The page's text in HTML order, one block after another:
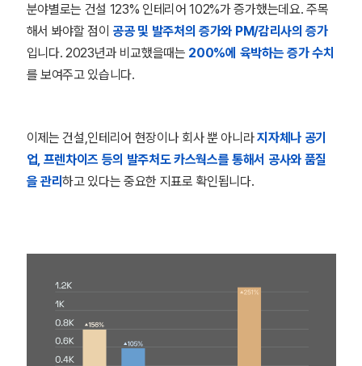
분야별로는 건설 123% 인테리어 102%가 증가했는데요. 주목
해서 봐야할 점이 공공 및 발주처의 증가와 PM/감리사의 증가
입니다. 2023년과 비교했을때는 200%에 육박하는 증가 수치
를 보여주고 있습니다.
이제는 건설,인테리어 현장이나 회사 뿐 아니라지자체나 공기
업, 프렌차이즈 등의 발주처도 카스웍스를 통해서 공사와 품질
을 관리하고 있다는 중요한 지표로 확인됩니다.